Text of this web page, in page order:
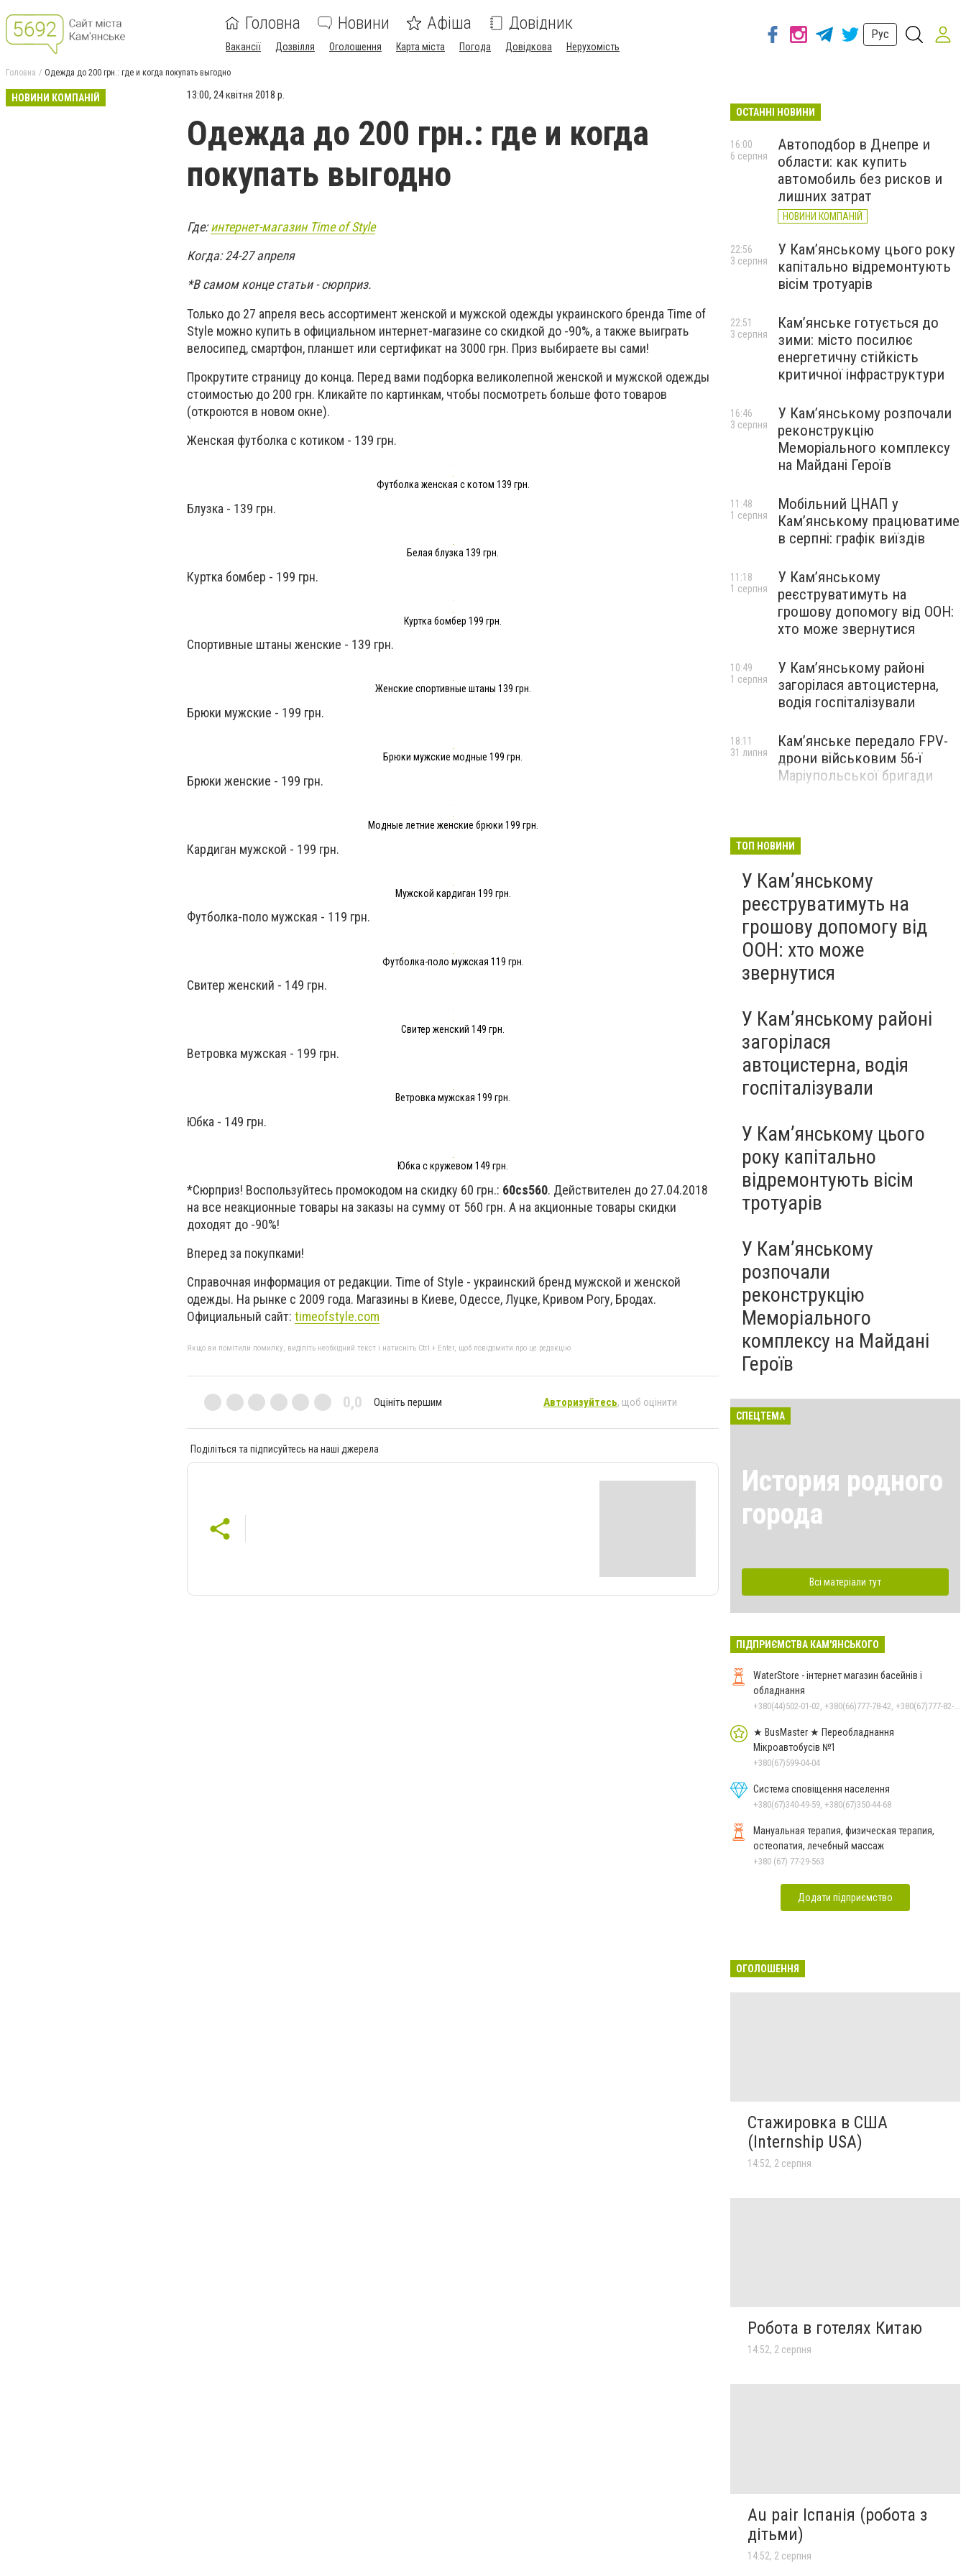
Головна Новини Афіша Довідник
Вакансії Дозвілля Оголошення Карта міста Погода Довідкова Нерухомість
Рус
Головна Одежда до 200 грн.: где и когда покупать выгодно
НОВИНИ КОМПАНІЙ 13:00, 24 квітня 2018 р.
Одежда до 200 грн.: где и когда
покупать выгодно
Где:интернет-магазин Time of Style
Когда: 24-27 апреля
*В самом конце статьи - сюрприз.
Только до 27 апреля весь ассортимент женской и мужской одежды украинского бренда Time of
Style можно купить в официальном интернет-магазине со скидкой до -90%, а также выиграть
велосипед, смартфон, планшет или сертификат на 3000 грн. Приз выбираете вы сами!
Прокрутите страницу до конца. Перед вами подборка великолепной женской и мужской одежды
стоимостью до 200 грн. Кликайте по картинкам, чтобы посмотреть больше фото товаров
(откроются в новом окне).
Женская футболка с котиком - 139 грн.
Футболка женская с котом 139 грн.
Блузка - 139 грн.
Белая блузка 139 грн.
Куртка бомбер - 199 грн.
Куртка бомбер 199 грн.
Спортивные штаны женские - 139 грн.
Женские спортивные штаны 139 грн.
Брюки мужские - 199 грн.
Брюки мужские модные 199 грн.
Брюки женские - 199 грн.
Модные летние женские брюки 199 грн.
Кардиган мужской - 199 грн.
Мужской кардиган 199 грн.
Футболка-поло мужская - 119 грн.
Футболка-поло мужская 119 грн.
Свитер женский - 149 грн.
Свитер женский 149 грн.
Ветровка мужская - 199 грн.
Ветровка мужская 199 грн.
Юбка - 149 грн.
Юбка с кружевом 149 грн.
*Сюрприз! Воспользуйтесь промокодом на скидку 60 грн.: 60cs560. Действителен до 27.04.2018
на все неакционные товары на заказы на сумму от 560 грн. А на акционные товары скидки
доходят до -90%!
Вперед за покупками!
Справочная информация от редакции. Time of Style - украинский бренд мужской и женской
одежды. На рынке с 2009 года. Магазины в Киеве, Одессе, Луцке, Кривом Рогу, Бродах.
Официальный сайт: timeofstyle.com
Якщо ви помітили помилку, виділіть необхідний текст і натисніть Ctrl + Enter, щоб повідомити про це редакцію
0,0 Оцініть першим Авторизуйтесь, щоб оцінити
Поділіться та підписуйтесь на наші джерела
ОСТАННІ НОВИНИ
Автоподбор в Днепре и
области: как купить
автомобиль без рисков и
лишних затрат
НОВИНИ КОМПАНІЙ
16:00
6 серпня
У Кам’янському цього року
капітально відремонтують
вісім тротуарів
22:56
3 серпня
Кам’янське готується до
зими: місто посилює
енергетичну стійкість
критичної інфраструктури
22:51
3 серпня
У Кам’янському розпочали
реконструкцію
Меморіального комплексу
на Майдані Героїв
16:46
3 серпня
Мобільний ЦНАП у
Кам’янському працюватиме
в серпні: графік виїздів
11:48
1 серпня
У Кам’янському
реєструватимуть на
грошову допомогу від ООН:
хто може звернутися
11:18
1 серпня
У Кам’янському районі
загорілася автоцистерна,
водія госпіталізували
10:49
1 серпня
Кам’янське передало FPV-
дрони військовим 56-ї
Маріупольської бригади
18:11
31 липня
ТОП НОВИНИ
У Кам’янському
реєструватимуть на
грошову допомогу від
ООН: хто може
звернутися
У Кам’янському районі
загорілася
автоцистерна, водія
госпіталізували
У Кам’янському цього
року капітально
відремонтують вісім
тротуарів
У Кам’янському
розпочали
реконструкцію
Меморіального
комплексу на Майдані
Героїв
СПЕЦТЕМА
История родного
города
Всі матеріали тут
ПІДПРИЄМСТВА КАМ'ЯНСЬКОГО
WaterStore - інтернет магазин басейнів і
обладнання
★ BusMaster ★ Переобладнання
Мікроавтобусів №1
+380(67)599-04-04
Система сповіщення населення
+380(67)340-49-59, +380(67)350-44-68
Мануальная терапия, физическая терапия,
остеопатия, лечебный массаж
+380 (67) 77-29-563
Додати підприємство
ОГОЛОШЕННЯ
Стажировка в США
(Internship USA)
14:52, 2 серпня
Робота в готелях Китаю
14:52, 2 серпня
Au pair Іспанія (робота з
дітьми)
14:52, 2 серпня